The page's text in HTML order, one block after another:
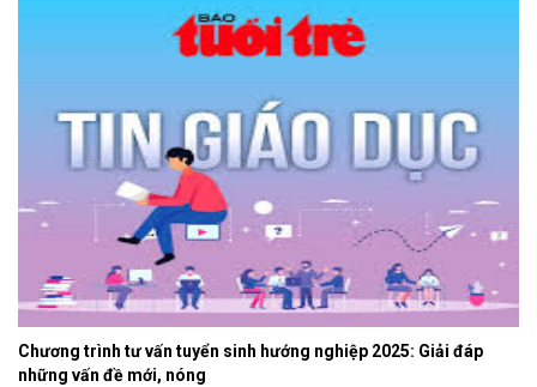
Chương trình tư vấn tuyển sinh hướng nghiệp 2025: Giải đáp
những vấn đề mới, nóng